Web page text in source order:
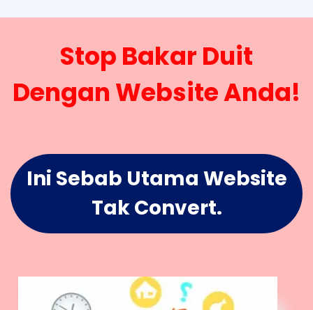
Stop Bakar Duit
Dengan Website Anda!
Ini Sebab Utama Website
Tak Convert.